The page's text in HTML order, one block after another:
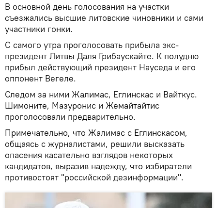
В основной день голосования на участки
съезжались высшие литовские чиновники и сами
участники гонки.
С самого утра проголосовать прибыла экс-
президент Литвы Даля Грибаускайте. К полудню
прибыл действующий президент Науседа и его
оппонент Вегеле.
Следом за ними Жалимас, Еглинскас и Вайткус.
Шимоните, Мазуронис и Жемайтайтис
проголосовали предварительно.
Примечательно, что Жалимас с Еглинскасом,
общаясь с журналистами, решили высказать
опасения касательно взглядов некоторых
кандидатов, выразив надежду, что избиратели
противостоят "российской дезинформации".